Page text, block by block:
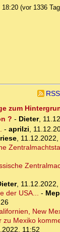
18:20 (vor 1336
zum
? - Dieter,
- aprilzi,
,
,
der USA... -
New
zu Mexiko
11:52